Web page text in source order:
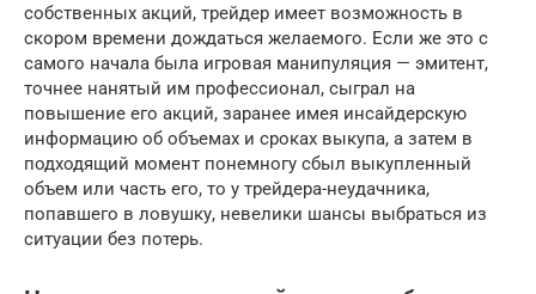
собственных акций, трейдер имеет возможность в
скором времени дождаться желаемого. Если же это с
самого начала была игровая манипуляция — эмитент,
точнее нанятый им профессионал, сыграл на
повышение его акций, заранее имея инсайдерскую
информацию об объемах и сроках выкупа, а затем в
подходящий момент понемногу сбыл выкупленный
объем или часть его, то у трейдера-неудачника,
попавшего в ловушку, невелики шансы выбраться из
ситуации без потерь.